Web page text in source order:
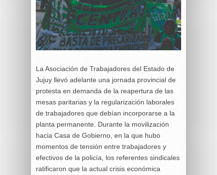
La Asociación de Trabajadores del Estado de
Jujuy llevó adelante una jornada provincial de
protesta en demanda de la reapertura de las
mesas paritarias y la regularización laborales
de trabajadores que debían incorporarse a la
planta permanente. Durante la movilización
hacia Casa de Gobierno, en la que hubo
momentos de tensión entre trabajadores y
efectivos de la policía, los referentes sindicales
ratificaron que la actual crisis económica